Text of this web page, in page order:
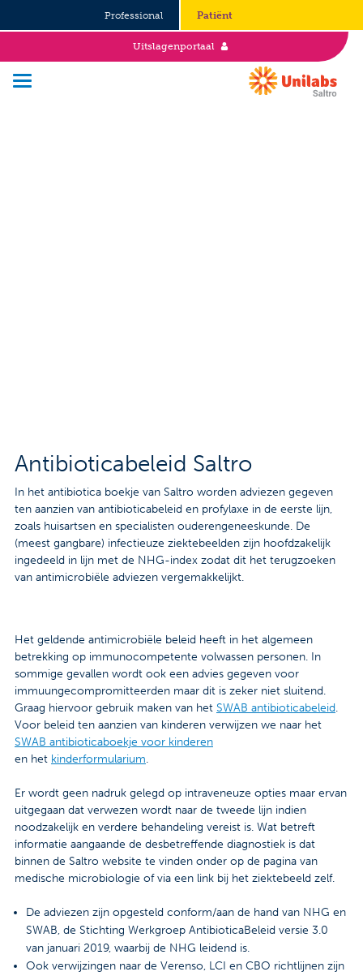
Professional Patiënt
Uitslagenportaal
Afspraak maken
Locaties
Onderzoeken
Trombosedienst
Antibioticabeleid Saltro
In het antibiotica boekje van Saltro worden adviezen gegeven
ten aanzien van antibioticabeleid en profylaxe in de eerste lijn,
zoals huisartsen en specialisten ouderengeneeskunde. De
(meest gangbare) infectieuze ziektebeelden zijn hoofdzakelijk
ingedeeld in lijn met de NHG-index zodat dit het terugzoeken
van antimicrobiële adviezen vergemakkelijkt.
Het geldende antimicrobiële beleid heeft in het algemeen
betrekking op immunocompetente volwassen personen. In
sommige gevallen wordt ook een advies gegeven voor
immuungecompromitteerden maar dit is zeker niet sluitend.
Graag hiervoor gebruik maken van het SWAB antibioticabeleid.
Voor beleid ten aanzien van kinderen verwijzen we naar het
SWAB antibioticaboekje voor kinderen
en het kinderformularium.
Er wordt geen nadruk gelegd op intraveneuze opties maar ervan
uitgegaan dat verwezen wordt naar de tweede lijn indien
noodzakelijk en verdere behandeling vereist is. Wat betreft
informatie aangaande de desbetreffende diagnostiek is dat
binnen de Saltro website te vinden onder op de pagina van
medische microbiologie of via een link bij het ziektebeeld zelf.
De adviezen zijn opgesteld conform/aan de hand van NHG en
SWAB, de Stichting Werkgroep AntibioticaBeleid versie 3.0
van januari 2019, waarbij de NHG leidend is.
Ook verwijzingen naar de Verenso, LCI en CBO richtlijnen zijn